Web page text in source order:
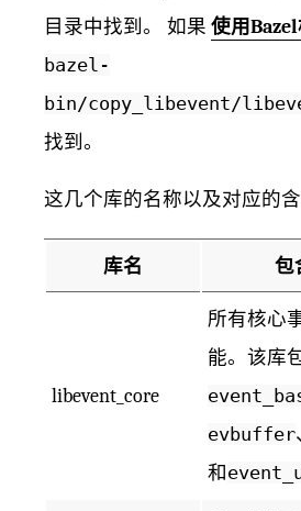
目录中找到。 如果 使用
bazel-
bin/copy_libevent/
找到。
这几个库的名称以及对应的含
库名 包
libevent_core
所有核心
能。该库
evbuffer
和